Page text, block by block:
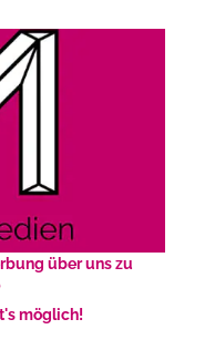
über uns zu
möglich!